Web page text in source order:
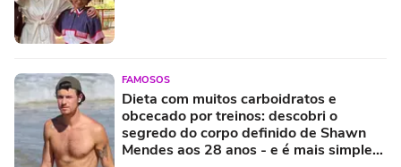
FAMOSOS
Dieta com muitos carboidratos e
obcecado por treinos: descobri o
segredo do corpo definido de Shawn
Mendes aos 28 anos - e é mais simples